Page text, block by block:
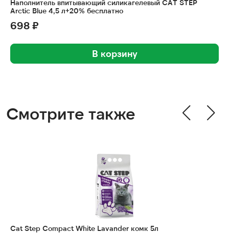
Наполнитель впитывающий силикагелевый CAT STEP
Arctic Blue 4,5 л+20% бесплатно
698 ₽
В корзину
Смотрите также
Cat Step Compact White Lavander комк 5л